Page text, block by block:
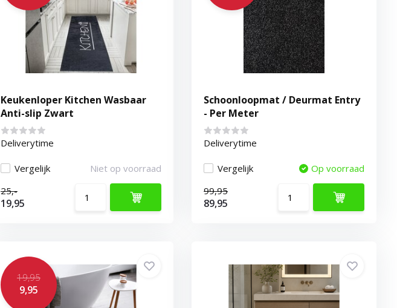
Keukenloper Kitchen Wasbaar
Anti-slip Zwart
Deliverytime
Vergelijk
Niet op voorraad
25,-
19,95
Schoonloopmat / Deurmat Entry
- Per Meter
Deliverytime
Vergelijk
Op voorraad
99,95
89,95
19,95
9,95